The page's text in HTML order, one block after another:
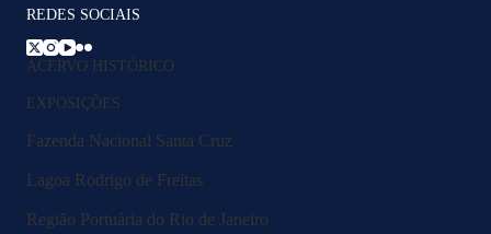
REDES SOCIAIS
ACERVO HISTÓRICO
EXPOSIÇÕES
Fazenda Nacional Santa Cruz
Lagoa Rodrigo de Freitas
Região Portuária do Rio de Janeiro